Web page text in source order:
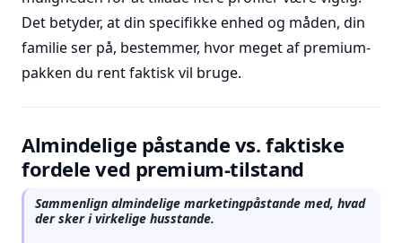
Det betyder, at din specifikke enhed og måden, din
familie ser på, bestemmer, hvor meget af premium-
pakken du rent faktisk vil bruge.
Almindelige påstande vs. faktiske
fordele ved premium-tilstand
Sammenlign almindelige marketingpåstande med, hvad
der sker i virkelige husstande.